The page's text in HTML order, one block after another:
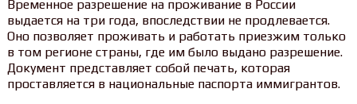
Временное разрешение на проживание в России
выдается на три года, впоследствии не продлевается.
Оно позволяет проживать и работать приезжим только
в том регионе страны, где им было выдано разрешение.
Документ представляет собой печать, которая
проставляется в национальные паспорта иммигрантов.